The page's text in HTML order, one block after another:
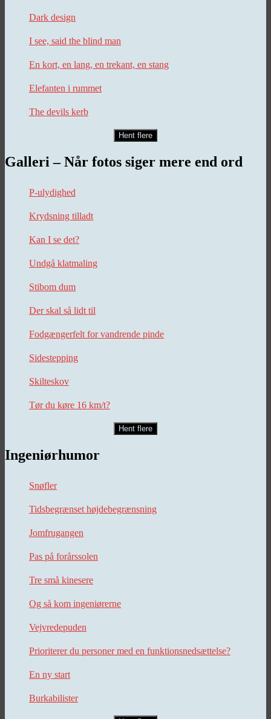
Dark design
I see, said the blind man
En kort, en lang, en trekant, en stang
Elefanten i rummet
The devils kerb
Hent flere
Galleri – Når fotos siger mere end ord
P-ulydighed
Krydsning tilladt
Kan I se det?
Undgå klatmaling
Stibom dum
Der skal så lidt til
Fodgængerfelt for vandrende pinde
Sidestepping
Skilteskov
Tør du køre 16 km/t?
Hent flere
Ingeniørhumor
Snøfler
Tidsbegrænset højdebegrænsning
Jomfrugangen
Pas på forårssolen
Tre små kinesere
Og så kom ingeniørerne
Vejvredepuden
Prioriterer du personer med en funktionsnedsættelse?
En ny start
Burkabilister